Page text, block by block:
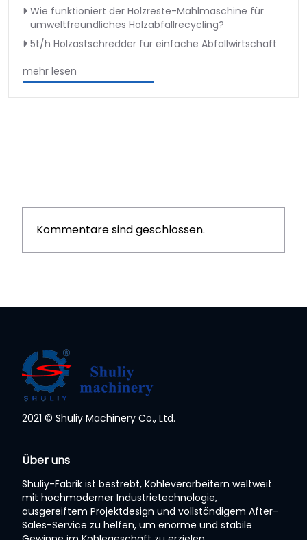
Wie funktioniert der Holzreste-Mahlmaschine für
umweltfreundliches Holzabfallrecycling?
5t/h Holzastschredder für einfache Abfallwirtschaft
mehr lesen
Kommentare sind geschlossen.
2021 © Shuliy Machinery Co., Ltd.
Über uns
Shuliy-Fabrik ist bestrebt, Kohleverarbeitern weltweit
mit hochmoderner Industrietechnologie,
ausgereiftem Projektdesign und vollständigem After-
Sales-Service zu helfen, um enorme und stabile